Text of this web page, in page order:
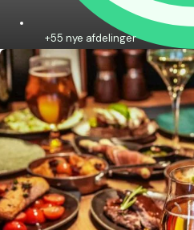
+55 nye afdelinger